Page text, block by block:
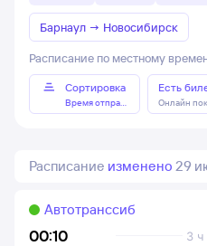
Барнаул → Новосибирск
Расписание по местному
Сортировка
Время отправления
Есть
Онлайн
Расписание изменено 29
00:10 3
Автотранссиб